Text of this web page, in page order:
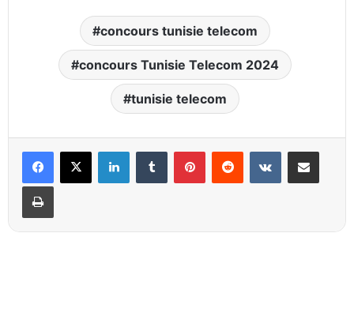
concours tunisie telecom
concours Tunisie Telecom 2024
tunisie telecom
LinkedinTumblr PinterestReddit VKontaktePartager par email
Imprimer